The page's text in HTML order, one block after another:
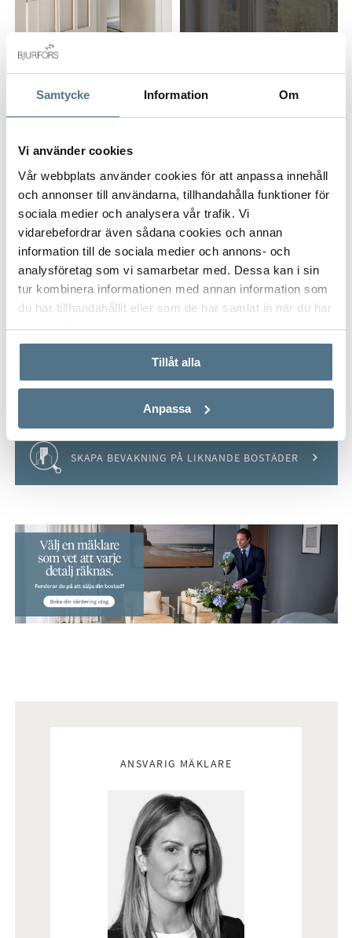
Samtycke Information Om
Vi använder cookies
Vår webbplats använder cookies för att anpassa innehåll
och annonser till användarna, tillhandahålla funktioner för
sociala medier och analysera vår trafik. Vi
vidarebefordrar även sådana cookies och annan
information till de sociala medier och annons- och
analysföretag som vi samarbetar med. Dessa kan i sin
tur kombinera informationen med annan information som
du har tillhandahållit eller som de har samlat in när du har
använt deras tjänster.
Tillåt alla
Anpassa
till både natur och stadens puls. Perfekt för såväl
bilpendlaren som cyklisten, och med smidiga
kommunikationer inom bekvämt avstånd.
ekonomi och låga avgifter, vilket ger ett tryggt och långsiktigt
boende.
brett serviceutbud, samtidigt som du har direkt närhet till
grönområden och populära Sjödalsparken. Pendeltåget tar
dig till Stockholm C på endast cirka 16 minuter, och i
anslutning finns även bussterminal med flera linjer.
ALLA BILDER (19)
FAKTA OM BOSTADEN
VISA INNEHÅLL
OM CENTRALA HUDDINGE
VISA INNEHÅLL
BOENDEKALKYL
VISA INNEHÅLL
Håll koll på detta objekt
SKAPA BEVAKNING PÅ LIKNANDE BOSTÄDER
ANSVARIG MÄKLARE